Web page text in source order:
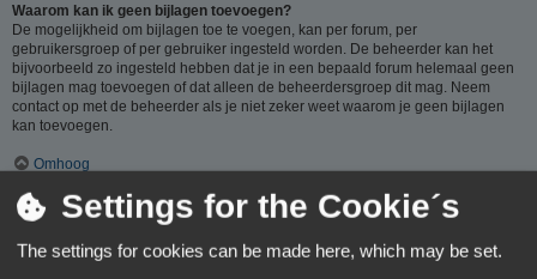
Waarom kan ik geen bijlagen toevoegen?
De mogelijkheid om bijlagen toe te voegen, kan per forum, per
gebruikersgroep of per gebruiker ingesteld worden. De beheerder kan het
bijvoorbeeld zo ingesteld hebben dat je in een bepaald forum helemaal geen
bijlagen mag toevoegen of dat alleen de beheerdersgroep dit mag. Neem
contact op met de beheerder als je niet zeker weet waarom je geen bijlagen
kan toevoegen.
Omhoog
Waarom ontving ik een waarschuwing?
Op ieder forum gelden specifieke regels, als je één van deze regels (volgens
de beheerder) overtreedt, kun je een waarschuwing ontvangen. Het sturen van
Settings for the Cookie´s
The settings for cookies can be made here, which may be set.